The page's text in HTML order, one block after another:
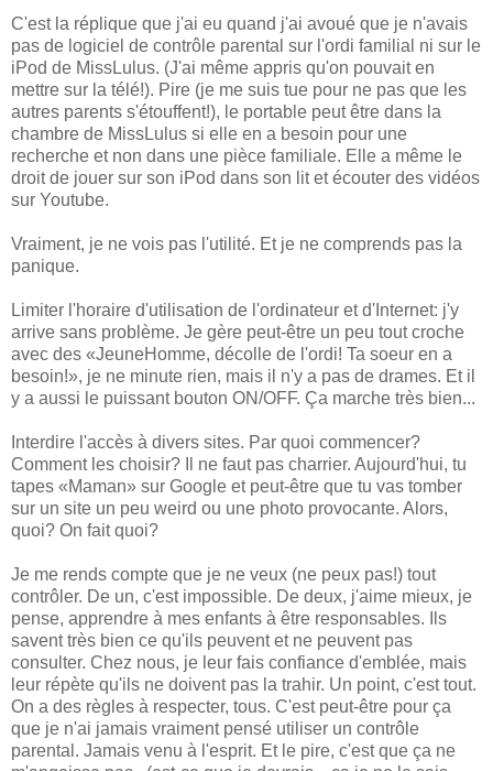
C'est la réplique que j'ai eu quand j'ai avoué que je n'avais
pas de logiciel de contrôle parental sur l'ordi familial ni sur le
iPod de MissLulus. (J'ai même appris qu'on pouvait en
mettre sur la télé!). Pire (je me suis tue pour ne pas que les
autres parents s'étouffent!), le portable peut être dans la
chambre de MissLulus si elle en a besoin pour une
recherche et non dans une pièce familiale. Elle a même le
droit de jouer sur son iPod dans son lit et écouter des vidéos
sur Youtube.
Vraiment, je ne vois pas l'utilité. Et je ne comprends pas la
panique.
Limiter l'horaire d'utilisation de l'ordinateur et d'Internet: j'y
arrive sans problème. Je gère peut-être un peu tout croche
avec des «JeuneHomme, décolle de l'ordi! Ta soeur en a
besoin!», je ne minute rien, mais il n'y a pas de drames. Et il
y a aussi le puissant bouton ON/OFF. Ça marche très bien...
Interdire l'accès à divers sites. Par quoi commencer?
Comment les choisir? Il ne faut pas charrier. Aujourd'hui, tu
tapes «Maman» sur Google et peut-être que tu vas tomber
sur un site un peu weird ou une photo provocante. Alors,
quoi? On fait quoi?
Je me rends compte que je ne veux (ne peux pas!) tout
contrôler. De un, c'est impossible. De deux, j'aime mieux, je
pense, apprendre à mes enfants à être responsables. Ils
savent très bien ce qu'ils peuvent et ne peuvent pas
consulter. Chez nous, je leur fais confiance d'emblée, mais
leur répète qu'ils ne doivent pas la trahir. Un point, c'est tout.
On a des règles à respecter, tous. C'est peut-être pour ça
que je n'ai jamais vraiment pensé utiliser un contrôle
parental. Jamais venu à l'esprit. Et le pire, c'est que ça ne